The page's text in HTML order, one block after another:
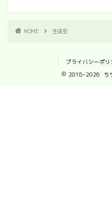
HOME 生徒会
プライバシーポリ
2018–2026 ち